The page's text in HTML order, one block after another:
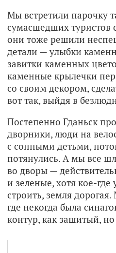
Мы встретили парочку
сумасшедших туристов
они тоже решили
детали — улыбки
завитки каменных
каменные крылечки
со своим декором,
вот так, выйдя в
Постепенно Гданьск
дворники, люди на
с сонными детьми,
потянулись. А мы все
во дворы —
и зеленые, хотя кое-
строить, земля
где некогда была
контур, как зашитый,